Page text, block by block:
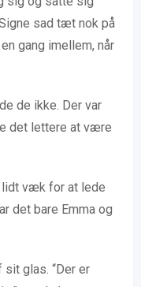
sad tæt nok på
gang imellem, når
de ikke. Der var
det lettere at være
lidt væk for at lede
det bare Emma og
glas. “Der er